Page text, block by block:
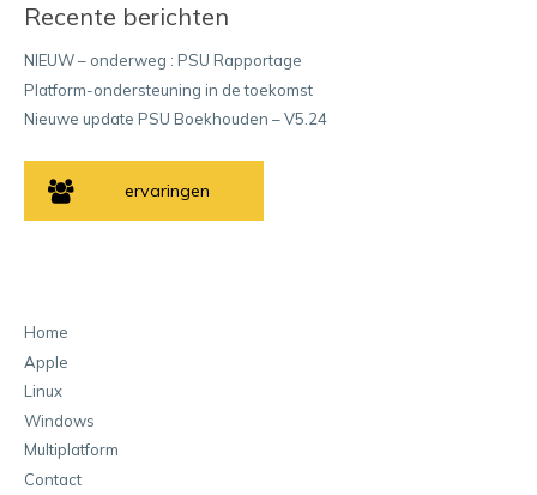
Recente berichten
NIEUW – onderweg : PSU Rapportage
Platform-ondersteuning in de toekomst
Nieuwe update PSU Boekhouden – V5.24
ervaringen
Home
Apple
Linux
Windows
Multiplatform
Contact